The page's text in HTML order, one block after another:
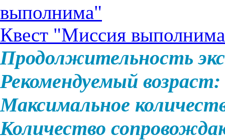
Квест "Миссия
Продолжительность
Рекомендуемый возраст:
Максимальное
Количество